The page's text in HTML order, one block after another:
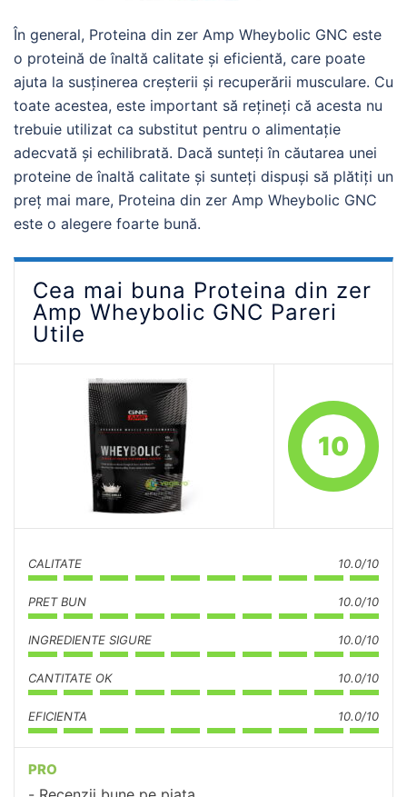
În general, Proteina din zer Amp Wheybolic GNC este
o proteină de înaltă calitate și eficientă, care poate
ajuta la susținerea creșterii și recuperării musculare. Cu
toate acestea, este important să rețineți că acesta nu
trebuie utilizat ca substitut pentru o alimentație
adecvată și echilibrată. Dacă sunteți în căutarea unei
proteine ​​de înaltă calitate și sunteți dispuși să plătiți un
preț mai mare, Proteina din zer Amp Wheybolic GNC
este o alegere foarte bună.
Cea mai buna Proteina din zer
Amp Wheybolic GNC Pareri
Utile
10
CALITATE 10.0/10
PRET BUN 10.0/10
INGREDIENTE SIGURE 10.0/10
CANTITATE OK 10.0/10
EFICIENTA 10.0/10
PRO